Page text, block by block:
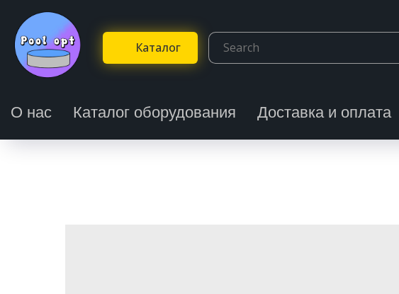
Каталог
О нас Каталог оборудования Доставка и оплата